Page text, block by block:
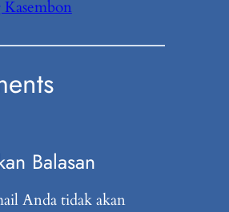
Balasan
Anda tidak akan